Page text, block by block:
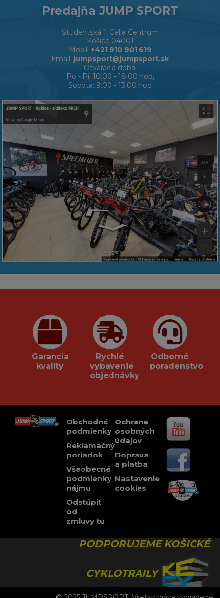
Predajňa JUMP SPORT
Študentská 1, Galla Centrum
Košice 04001
Mobil: +421 910 901 619
Email: jumpsport@jumpsport.sk
Otváracia doba:
Po - Pi: 10:00 - 18:00 hod,
Sobota: 9:00 - 13:00 hod
Garancia
kvality
Rychlé
vybavenie
objednávky
Odborné
poradenstvo
Obchodné
podmienky
Reklamačný
poriadok
Všeobecné
podmienky
nájmu
Odstúpiť
od
zmluvy tu
Ochrana
osobných
údajov
Doprava
a platba
Nastavenie
cookies
PODPORUJEME KOŠICKÉ
CYKLOTRAILY